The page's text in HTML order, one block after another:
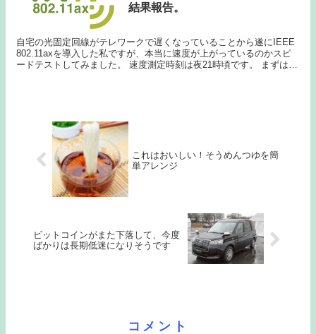
結果報告。
自宅の光固定回線がテレワークで遅くなっていることから遂にIEEE
802.11axを導入した私ですが、本当に速度が上がっているのかスピ
ードテストしてみました。 速度測定時刻は夜21時頃です。 まずは
これはおいしい！そうめんつゆを簡
単アレンジ
ビットコインがまた下落して、今度
ばかりは長期低迷になりそうです
コメント